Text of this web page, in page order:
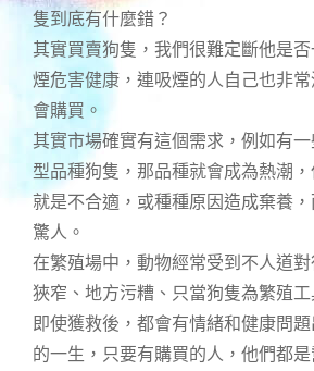
隻到底有什麼錯？
其實買賣狗隻，我們很難定斷他是
煙危害健康，連吸煙的人自己也非
會購買。
其實市場確實有這個需求，例如有
型品種狗隻，那品種就會成為熱潮
就是不合適，或種種原因造成棄養
驚人。
在繁殖場中，動物經常受到不人道
狹窄、地方污糟、只當狗隻為繁殖
即使獲救後，都會有情緒和健康問
的一生，只要有購買的人，他們都